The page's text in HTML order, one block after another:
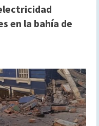
en la bahía de